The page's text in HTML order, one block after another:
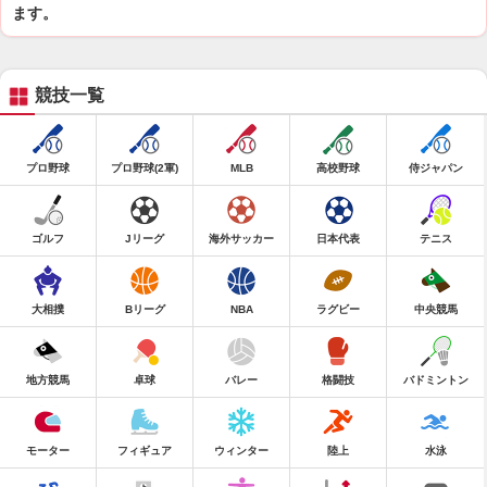
ます。
競技一覧
プロ野球 プロ野球(2軍) MLB 高校野球 侍ジャパン
ゴルフ Jリーグ 海外サッカー 日本代表 テニス
大相撲 Bリーグ NBA ラグビー 中央競馬
地方競馬 卓球 バレー 格闘技 バドミントン
モーター フィギュア ウィンター 陸上 水泳